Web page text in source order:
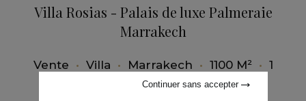
Villa Rosias - Palais de luxe Palmeraie
Marrakech
Vente • Villa • Marrakech • 1100 M² • 1
Chambre
Continuer sans accepter